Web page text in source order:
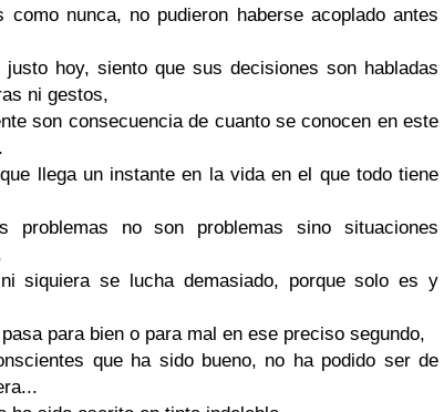
como nunca, no pudieron haberse acoplado antes
justo hoy, siento que sus decisiones son habladas
ni gestos,
son consecuencia de cuanto se conocen en este
llega un instante en la vida en el que todo tiene
problemas no son problemas sino situaciones
siquiera se lucha demasiado, porque solo es y
para bien o para mal en ese preciso segundo,
que ha sido bueno, no ha podido ser de